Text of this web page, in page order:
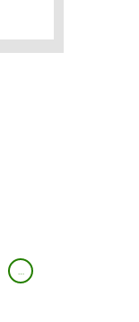
…